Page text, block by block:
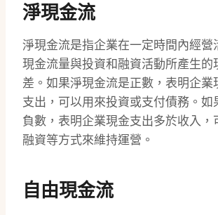
淨現金流
淨現金流是指企業在一定時間內經營
現金流量與投資和融資活動所產生的
差。如果淨現金流是正數，表明企業
支出，可以用來投資或支付債務。如
負數，表明企業現金支出多於收入，
融資等方式來維持運營。
自由現金流